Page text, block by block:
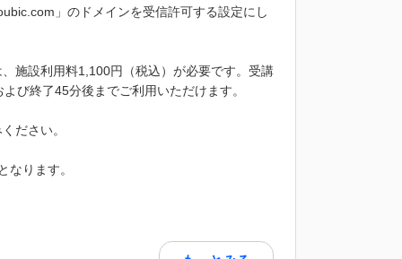
」のドメインを受信許可する設定にし
施設利用料1,100円（税込）が必要です。受講
び終了45分後までご利用いただけます。
ださい。
なります。